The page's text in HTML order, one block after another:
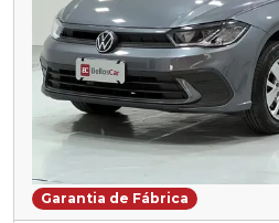
Garantia de Fábrica